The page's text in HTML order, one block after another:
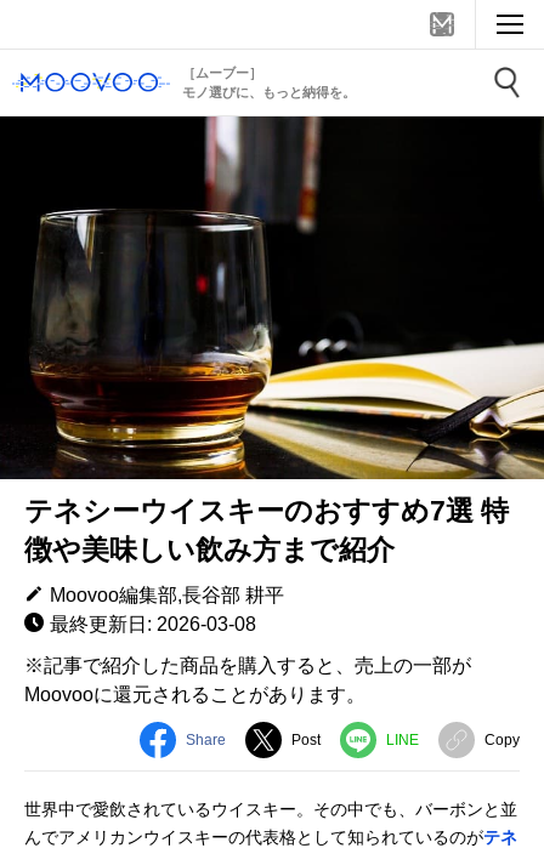
［ムーブー］
モノ選びに、もっと納得を。
テネシーウイスキーのおすすめ7選 特
徴や美味しい飲み方まで紹介
Moovoo編集部,長谷部 耕平
最終更新日: 2026-03-08
※記事で紹介した商品を購入すると、売上の一部が
Moovooに還元されることがあります。
Share Post LINE Copy
世界中で愛飲されているウイスキー。その中でも、バーボンと並
んでアメリカンウイスキーの代表格として知られているのがテネ